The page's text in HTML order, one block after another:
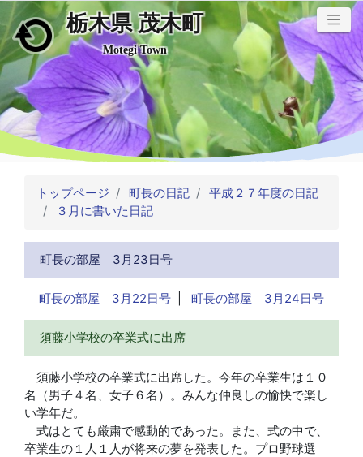
メインコンテンツにスキップ
栃木県 茂木町
Motegi Town
トップページ 町長の日記
平成２７年度の日記
３月に書いた日記
町長の部屋 3月23日号
町長の部屋 3月22日号 町長の部屋 3月24日号
須藤小学校の卒業式に出席
須藤小学校の卒業式に出席した。今年の卒業生は１０
名（男子４名、女子６名）。みんな仲良しの愉快で楽し
い学年だ。
式はとても厳粛で感動的であった。また、式の中で、
卒業生の１人１人が将来の夢を発表した。プロ野球選